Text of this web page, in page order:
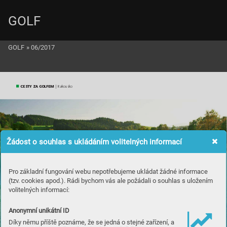
Žádost o souhlas s ukládáním volitelných informací
Pro základní fungování webu nepotřebujeme ukládat žádné informace
(tzv. cookies apod.). Rádi bychom vás ale požádali o souhlas s uložením
volitelných informací:
Anonymní unikátní ID
Díky němu příště poznáme, že se jedná o stejné zařízení, a
CESTY ZA GOLFEM | Rakousko
GOLF
GOLF » 06/2017